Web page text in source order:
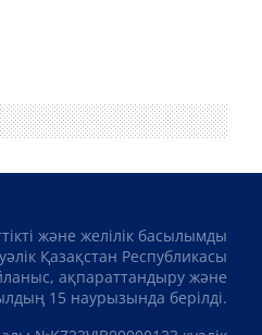
және желілік басылымды
Қазақстан Республикасы
ақпараттандыру және
15 наурызында берілді.